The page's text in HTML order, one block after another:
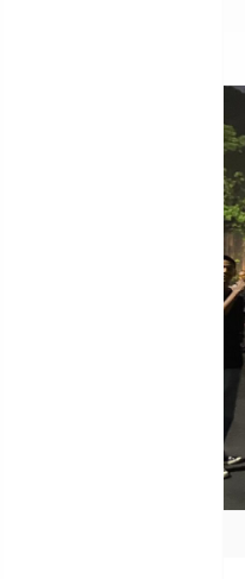
WARGA
TULISAN
SERVICE